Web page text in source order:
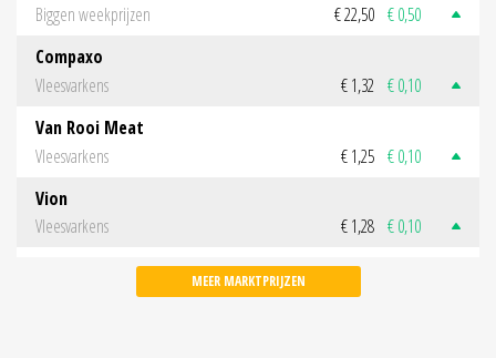
Biggen weekprijzen
€ 22,50 € 0,50
Compaxo
Vleesvarkens
€ 1,32 € 0,10
Van Rooi Meat
Vleesvarkens
€ 1,25 € 0,10
Vion
Vleesvarkens
€ 1,28 € 0,10
MEER MARKTPRIJZEN